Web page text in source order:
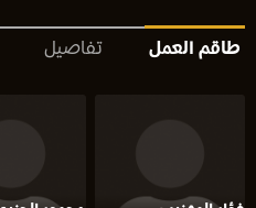
طاقم العمل تفاصيل